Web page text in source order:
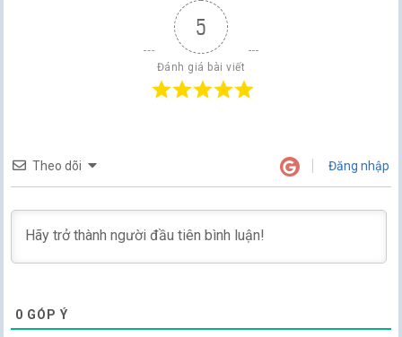
5
Đánh giá bài viết
Theo dõi Đăng nhập
0 GÓP Ý